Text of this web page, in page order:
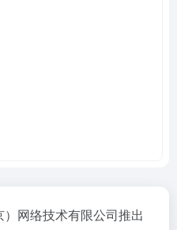
网络技术有限公司推出